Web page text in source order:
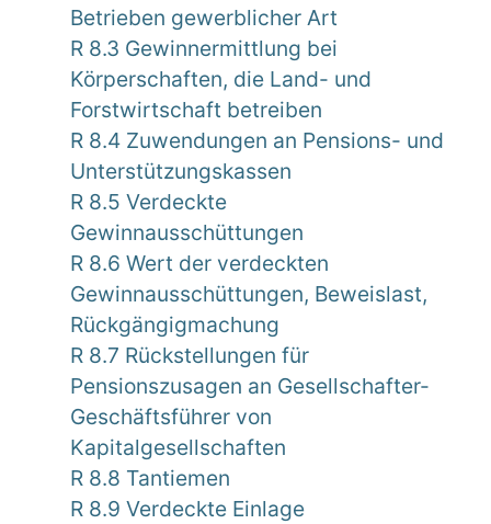
Betrieben gewerblicher Art
R 8.3 Gewinnermittlung bei
Körperschaften, die Land- und
Forstwirtschaft betreiben
R 8.4 Zuwendungen an Pensions- und
Unterstützungskassen
R 8.5 Verdeckte
Gewinnausschüttungen
R 8.6 Wert der verdeckten
Gewinnausschüttungen, Beweislast,
Rückgängigmachung
R 8.7 Rückstellungen für
Pensionszusagen an Gesellschafter-
Geschäftsführer von
Kapitalgesellschaften
R 8.8 Tantiemen
R 8.9 Verdeckte Einlage